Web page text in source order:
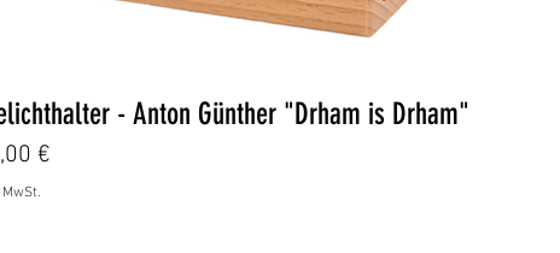
Schnellansicht
- Anton Günther "Drham is Drham"
€